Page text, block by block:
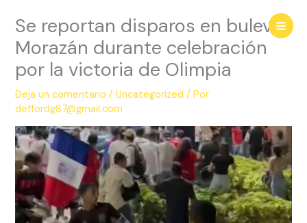
contenido
Se reportan disparos en bulevar
Morazán durante celebración
por la victoria de Olimpia
Deja un comentario /Uncategorized / Por
deffordg87@gmail.com